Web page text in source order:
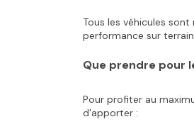
Tous les véhicules
performance sur
Que prendre pour
Pour profiter au
d'apporter :